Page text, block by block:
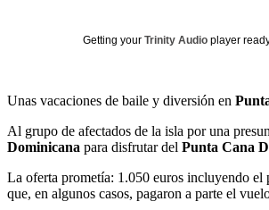
Getting your Trinity Audio player
Unas vacaciones de baile y diversión en
Al grupo de afectados de la isla por una
Dominicana para disfrutar del Punta Cana
La oferta prometía: 1.050 euros incluyendo el
que, en algunos casos, pagaron a parte el